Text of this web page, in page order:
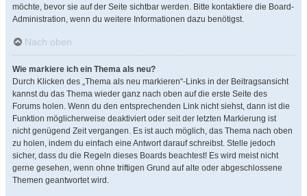
möchte, bevor sie auf der Seite sichtbar werden. Bitte kontaktiere die Board-
Administration, wenn du weitere Informationen dazu benötigst.
Nach oben
Wie markiere ich ein Thema als neu?
Durch Klicken des „Thema als neu markieren“-Links in der Beitragsansicht
kannst du das Thema wieder ganz nach oben auf die erste Seite des
Forums holen. Wenn du den entsprechenden Link nicht siehst, dann ist die
Funktion möglicherweise deaktiviert oder seit der letzten Markierung ist
nicht genügend Zeit vergangen. Es ist auch möglich, das Thema nach oben
zu holen, indem du einfach eine Antwort darauf schreibst. Stelle jedoch
sicher, dass du die Regeln dieses Boards beachtest! Es wird meist nicht
gerne gesehen, wenn ohne triftigen Grund auf alte oder abgeschlossene
Themen geantwortet wird.